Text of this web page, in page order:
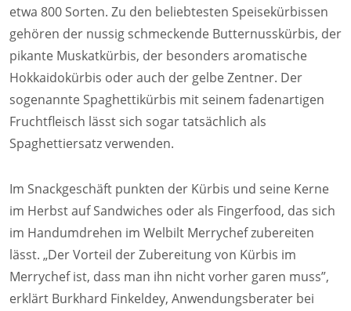
etwa 800 Sorten. Zu den beliebtesten Speisekürbissen
gehören der nussig schmeckende Butternusskürbis, der
pikante Muskatkürbis, der besonders aromatische
Hokkaidokürbis oder auch der gelbe Zentner. Der
sogenannte Spaghettikürbis mit seinem fadenartigen
Fruchtfleisch lässt sich sogar tatsächlich als
Spaghettiersatz verwenden.
Im Snackgeschäft punkten der Kürbis und seine Kerne
im Herbst auf Sandwiches oder als Fingerfood, das sich
im Handumdrehen im Welbilt Merrychef zubereiten
lässt. „Der Vorteil der Zubereitung von Kürbis im
Merrychef ist, dass man ihn nicht vorher garen muss”,
erklärt Burkhard Finkeldey, Anwendungsberater bei